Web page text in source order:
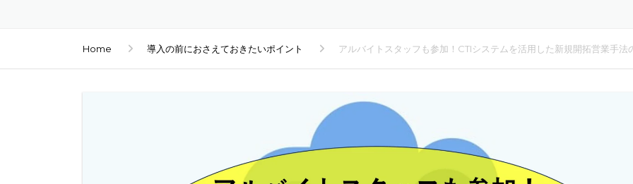
細
コールセンターのモニタリング機能
Home 導入の前におさえておきたいポイント アルバイトスタッフも参加！CTIシステムを活用した新規開拓営業手法